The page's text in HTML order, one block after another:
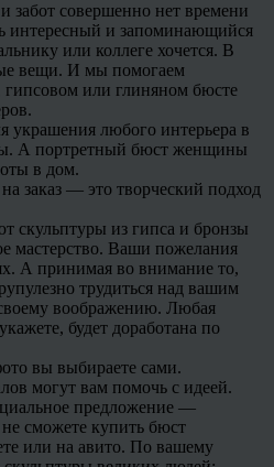
забот совершенно нет времени
интересный и запоминающийся
или коллеге хочется. В
вещи. И мы помогаем
гипсовом или глиняном бюсте
украшения любого интерьера в
А портретный бюст женщины
в дом.
заказ — это творческий подход
скульптуры из гипса и бронзы
мастерство. Ваши пожелания
А принимая во внимание то,
трудиться над вашим
воображению. Любая
будет доработана по
вы выбираете сами.
могут вам помочь с идеей.
предложение —
сможете купить бюст
или на авито. По вашему